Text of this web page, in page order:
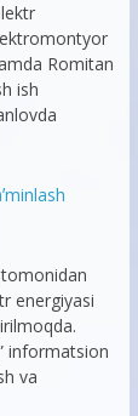
Romitan
ish
energiyasi
informatsion
va